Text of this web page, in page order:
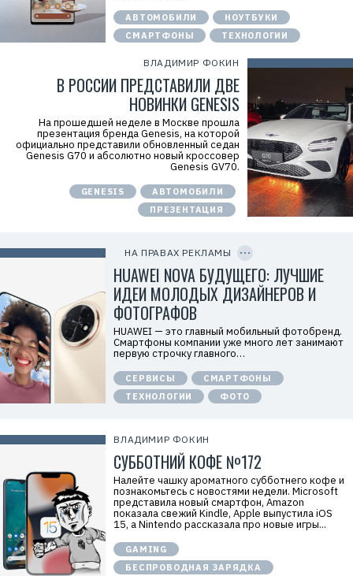
АВТОМОБИЛИ
НОУТБУКИ
СМАРТФОНЫ
ТЕХНОЛОГИИ
ВЛАДИМИР ФОКИН
В РОССИИ ПРЕДСТАВИЛИ ДВЕ
НОВИНКИ GENESIS
На прошедшей неделе в Москве прошла
презентация бренда Genesis, на которой
официально представили обновленный седан
Genesis G70 и абсолютно новый кроссовер
Genesis GV70.
GENESIS
АВТОМОБИЛИ
ПРЕЗЕНТАЦИЯ
ВЛАДИМИР ФОКИН
СУББОТНИЙ КОФЕ №172
Налейте чашку ароматного субботнего кофе и
познакомьтесь с новостями недели. Microsoft
представила новый смартфон, Amazon
показала свежий Kindle, Apple выпустила iOS
15, а Nintendo рассказала про новые игры...
GAMING
БЕСПРОВОДНАЯ ЗАРЯДКА
НА ПРАВАХ РЕКЛАМЫ
f
n
x
T
W
M
Р
е
к
л
а
м
о
д
а
т
О
О
О
«
х
к
м
п
а
н
а
в
э
й
»
И
Н
7
I
HUAWEI NOVA БУДУЩЕГО: ЛУЧШИЕ
ИДЕИ МОЛОДЫХ ДИЗАЙНЕРОВ И
ФОТОГРАФОВ
HUAWEI — это главный мобильный фотобренд.
Смартфоны компании уже много лет занимают
первую строчку главного…
СЕРВИСЫ
СМАРТФОНЫ
ТЕХНОЛОГИИ
ФОТО